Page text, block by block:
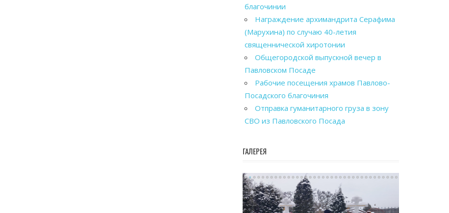
благочинии
Награждение архимандрита Серафима
(Марухина) по случаю 40-летия
священнической хиротонии
Общегородской выпускной вечер в
Павловском Посаде
Рабочие посещения храмов Павлово-
Посадского благочиния
Отправка гуманитарного груза в зону
СВО из Павловского Посада
ГАЛЕРЕЯ